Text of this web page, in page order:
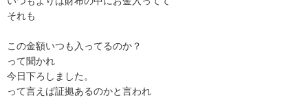
それも
この金額いつも入ってるのか？
って聞かれ
今日下ろしました。
って言えば証拠あるのかと言われ